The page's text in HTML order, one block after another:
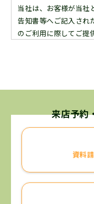
当社は、お客様が当社
告知書等へご記入され
のご利用に際してご提
当社が保有するお客
お客様と当社との契約
お客様へ当社の商品
るため。
お客様がご請求され
来店予約
資料